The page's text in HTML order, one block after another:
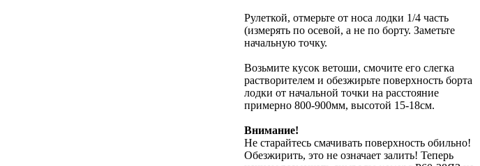
Рулеткой, отмерьте от носа лодки 1/4 часть
(измерять по осевой, а не по борту. Заметьте
начальную точку.
Возьмите кусок ветоши, смочите его слегка
растворителем и обезжирьте поверхность борта
лодки от начальной точки на расстояние
примерно 800-900мм, высотой 15-18см.
Внимание!
Не старайтесь смачивать поверхность обильно!
Обезжирить, это не означает залить! Теперь